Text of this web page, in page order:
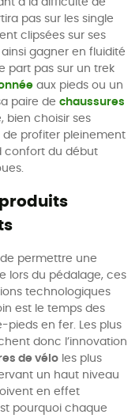
pas sur les single
clipsées sur ses
gagner en fluidité
part pas sur un trek
aux pieds ou un
paire de chaussures
bien choisir ses
de profiter pleinement
confort du début
produits
permettre une
lors du pédalage, ces
technologiques
est le temps des
en fer. Les plus
donc l’innovation
de vélo les plus
un haut niveau
en effet
pourquoi chaque